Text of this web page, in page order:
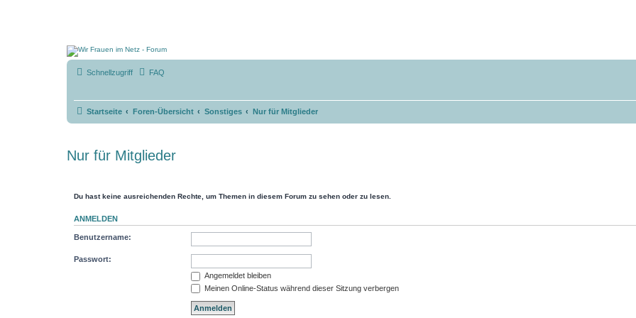
Schnellzugriff FAQ
Startseite Foren-Übersicht Sonstiges Nur für Mitglieder
Nur für Mitglieder
Du hast keine ausreichenden Rechte, um Themen in diesem Forum zu sehen oder zu lesen.
ANMELDEN
Benutzername:
Passwort:
Angemeldet bleiben
Meinen Online-Status während dieser Sitzung verbergen